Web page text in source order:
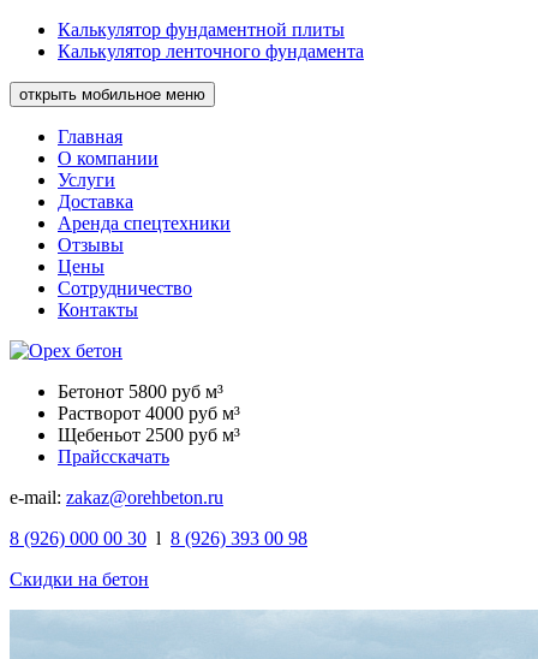
Калькулятор фундаментной плиты
Калькулятор ленточного фундамента
открыть мобильное меню
Главная
О компании
Услуги
Доставка
Аренда спецтехники
Отзывы
Цены
Сотрудничество
Контакты
Бетонот 5800 руб м³
Растворот 4000 руб м³
Щебеньот 2500 руб м³
Прайсскачать
e-mail: zakaz@orehbeton.ru
8 (926) 000 00 30 l 8 (926) 393 00 98
Скидки на бетон